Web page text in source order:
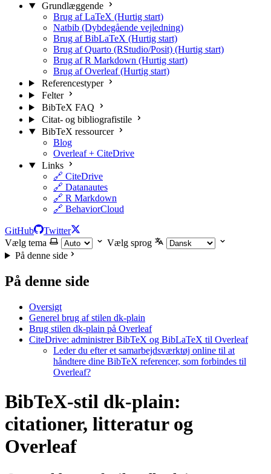
Grundlæggende
Brug af LaTeX (Hurtig start)
Natbib (Dybdegående vejledning)
Brug af BibLaTeX (Hurtig start)
Brug af Quarto (RStudio/Posit) (Hurtig start)
Brug af R Markdown (Hurtig start)
Brug af Overleaf (Hurtig start)
Referencestyper
Felter
BibTeX FAQ
Citat- og bibliografistile
BibTeX ressourcer
Blog
Overleaf + CiteDrive
Links
🔗 CiteDrive
🔗 Datanautes
🔗 R Markdown
🔗 BehaviorCloud
GitHub
Twitter
Vælg tema
Vælg sprog
På denne side
På denne side
Oversigt
Generel brug af stilen dk-plain
Brug stilen dk-plain på Overleaf
CiteDrive: administrer BibTeX og BibLaTeX til Overleaf
Leder du efter et samarbejdsværktøj online til at
håndtere dine BibTeX referencer, som forbindes til
Overleaf?
BibTeX-stil dk-plain:
citationer, litteratur og
Overleaf